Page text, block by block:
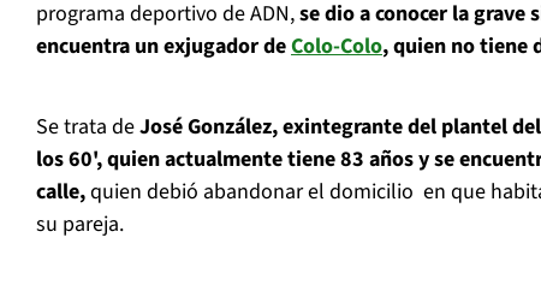
programa deportivo de ADN,se dio a conocer la grave
encuentra un exjugador deColo-Colo, quien no tiene
Se trata deJosé González, exintegrante del plantel
los 60', quien actualmente tiene 83 años y se
calle,quien debió abandonar el domicilio en que
su pareja.